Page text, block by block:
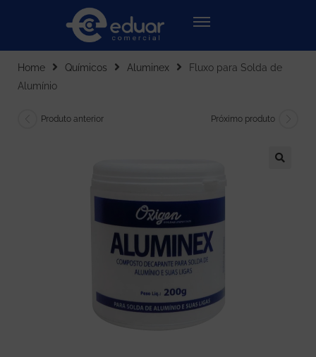
Home Químicos Aluminex
Fluxo para Solda de
Alumínio
Produto anterior Próximo produto